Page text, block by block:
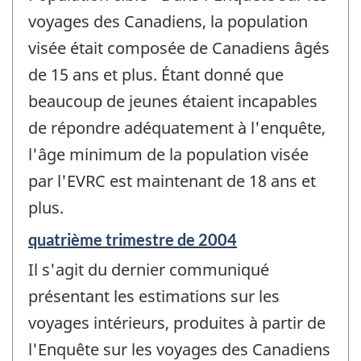
voyages des Canadiens, la population
visée était composée de Canadiens âgés
de 15 ans et plus. Étant donné que
beaucoup de jeunes étaient incapables
de répondre adéquatement à l'enquête,
l'âge minimum de la population visée
par l'EVRC est maintenant de 18 ans et
plus.
Période
référence
de
changement
-
quatrième trimestre de 2004
Il s'agit du dernier communiqué
présentant les estimations sur les
voyages intérieurs, produites à partir de
l'Enquête sur les voyages des Canadiens